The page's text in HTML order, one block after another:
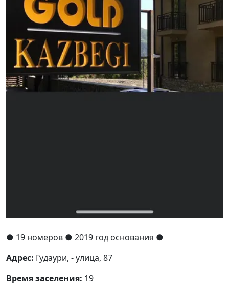
● 19 номеров ● 2019 год основания ●
Адрес: Гудаури, - улица, 87
Время заселения: 19